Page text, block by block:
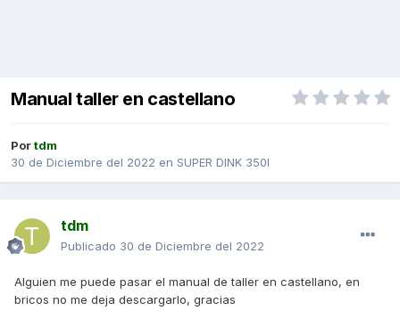
Manual taller en castellano
Portdm
30 de Diciembre del 2022 en SUPER DINK 350I
tdm
Publicado 30 de Diciembre del 2022
Alguien me puede pasar el manual de taller en castellano, en
bricos no me deja descargarlo, gracias